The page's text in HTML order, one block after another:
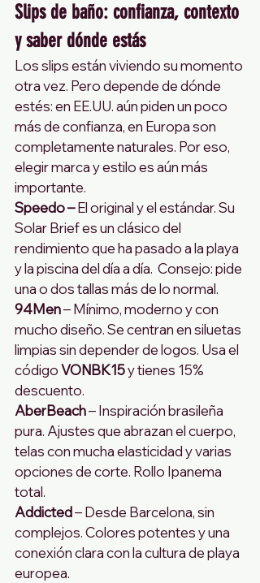
Slips de baño: confianza, contexto
y saber dónde estás
Los slips están viviendo su momento
otra vez. Pero depende de dónde
estés: en EE.UU. aún piden un poco
más de confianza, en Europa son
completamente naturales. Por eso,
elegir marca y estilo es aún más
importante.
Speedo – El original y el estándar. Su
Solar Brief es un clásico del
rendimiento que ha pasado a la playa
y la piscina del día a día.  Consejo: pide
una o dos tallas más de lo normal.
94Men – Mínimo, moderno y con
mucho diseño. Se centran en siluetas
limpias sin depender de logos. Usa el
código VONBK15 y tienes 15%
descuento.
AberBeach – Inspiración brasileña
pura. Ajustes que abrazan el cuerpo,
telas con mucha elasticidad y varias
opciones de corte. Rollo Ipanema
total.
Addicted – Desde Barcelona, sin
complejos. Colores potentes y una
conexión clara con la cultura de playa
europea.